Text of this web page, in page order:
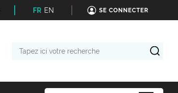
FR EN SE CONNECTER